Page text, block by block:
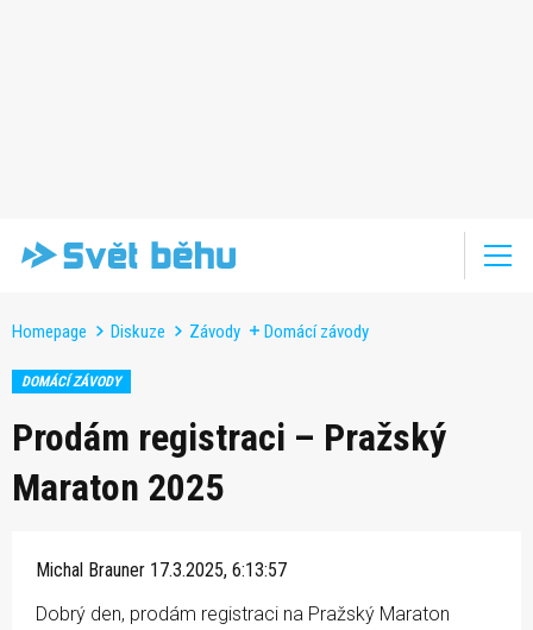
Homepage Diskuze Závody Domácí závody
DOMÁCÍ ZÁVODY
Prodám registraci – Pražský
Maraton 2025
Michal Brauner 17.3.2025, 6:13:57
Dobrý den, prodám registraci na Pražský Maraton